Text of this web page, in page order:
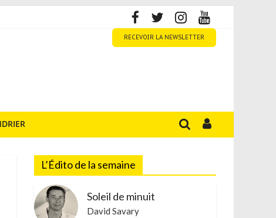
RECEVOIR LA NEWSLETTER
L’Édito de la semaine
Soleil de minuit
David Savary